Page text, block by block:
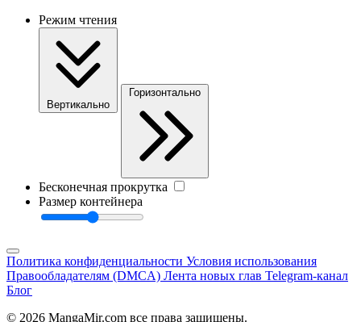
Режим чтения
Вертикально
Горизонтально
Бесконечная прокрутка
Размер контейнера
Политика конфиденциальности Условия использования
Правообладателям (DMCA) Лента новых глав Telegram-канал
Блог
© 2026 MangaMir.com все права защищены.